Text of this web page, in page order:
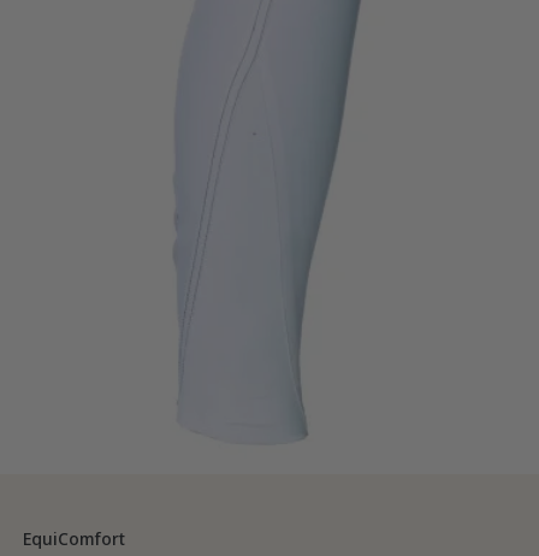
EquiComfort